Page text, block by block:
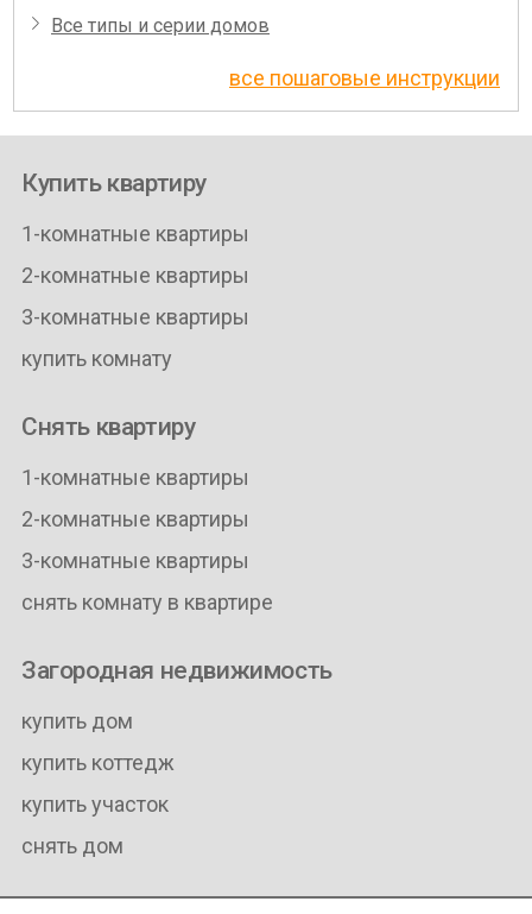
Все типы и серии домов
все пошаговые инструкции
Купить квартиру
1-комнатные квартиры
2-комнатные квартиры
3-комнатные квартиры
купить комнату
Снять квартиру
1-комнатные квартиры
2-комнатные квартиры
3-комнатные квартиры
снять комнату в квартире
Загородная недвижимость
купить дом
купить коттедж
купить участок
снять дом